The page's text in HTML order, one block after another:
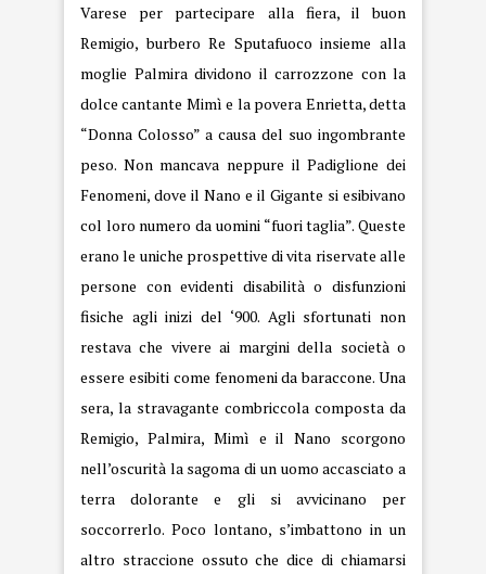
Varese per partecipare alla fiera, il buon
Remigio, burbero Re Sputafuoco insieme alla
moglie Palmira dividono il carrozzone con la
dolce cantante Mimì e la povera Enrietta, detta
“Donna Colosso” a causa del suo ingombrante
peso. Non mancava neppure il Padiglione dei
Fenomeni, dove il Nano e il Gigante si esibivano
col loro numero da uomini “fuori taglia”. Queste
erano le uniche prospettive di vita riservate alle
persone con evidenti disabilità o disfunzioni
fisiche agli inizi del ‘900. Agli sfortunati non
restava che vivere ai margini della società o
essere esibiti come fenomeni da baraccone. Una
sera, la stravagante combriccola composta da
Remigio, Palmira, Mimì e il Nano scorgono
nell’oscurità la sagoma di un uomo accasciato a
terra dolorante e gli si avvicinano per
soccorrerlo. Poco lontano, s’imbattono in un
altro straccione ossuto che dice di chiamarsi